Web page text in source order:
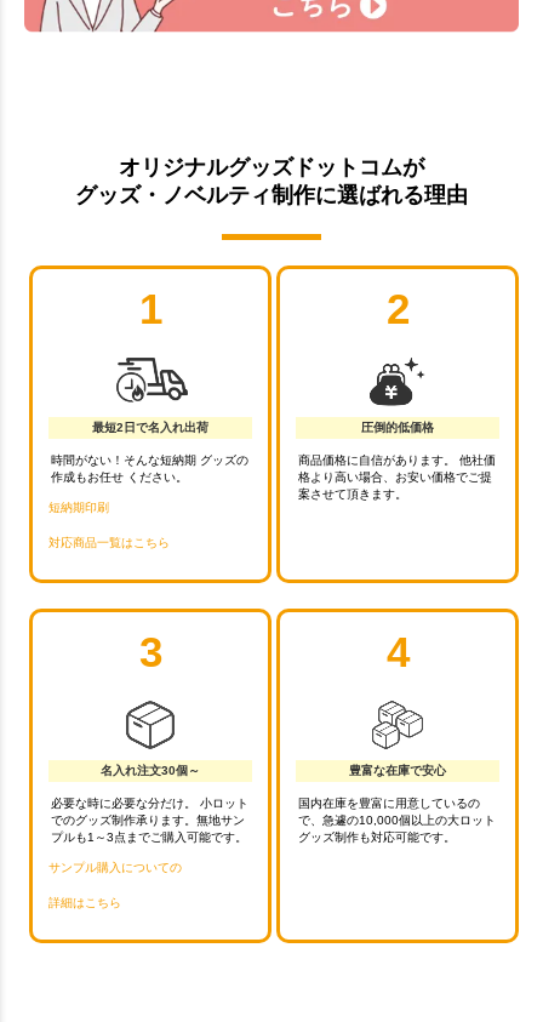
オリジナルグッズドットコムが
グッズ・ノベルティ制作に選ばれる理由
1
最短2日で名入れ出荷
時間がない！そんな短納期 グッズの
作成もお任せ ください。
短納期印刷
対応商品一覧はこちら
2
圧倒的低価格
商品価格に自信があります。 他社価
格より高い場合、お安い価格でご提
案させて頂きます。
3
名入れ注文30個～
必要な時に必要な分だけ。 小ロット
でのグッズ制作承ります。無地サン
プルも1～3点までご購入可能です。
サンプル購入についての
詳細はこちら
4
豊富な在庫で安心
国内在庫を豊富に用意しているの
で、急遽の10,000個以上の大ロット
グッズ制作も対応可能です。